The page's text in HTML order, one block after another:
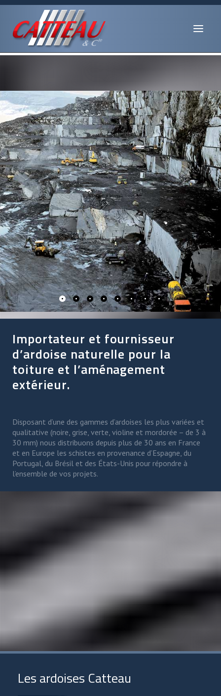
NOTRE ENTREPRISE
LES ARDOISES CATTEAU
NOS AUTRES PRODUITS
CONSEILS & INFOS UTILES
NOUS CONTACTER
Importateur et fournisseur
d’ardoise naturelle pour la
toiture et l’aménagement
extérieur.
Disposant d’une des gammes d’ardoises les plus variées et
qualitative (noire, grise, verte, violine et mordorée – de 3 à
30 mm) nous distribuons depuis plus de 30 ans en France
et en Europe les schistes en provenance d’Espagne, du
Portugal, du Brésil et des États-Unis pour répondre à
l’ensemble de vos projets.
Les ardoises Catteau